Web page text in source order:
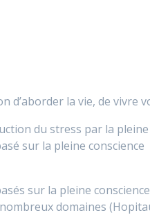
d’aborder la vie, de vivre
du stress par la
sur la pleine
sur la pleine
domaines